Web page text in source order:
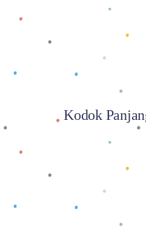
Kodok
Baca